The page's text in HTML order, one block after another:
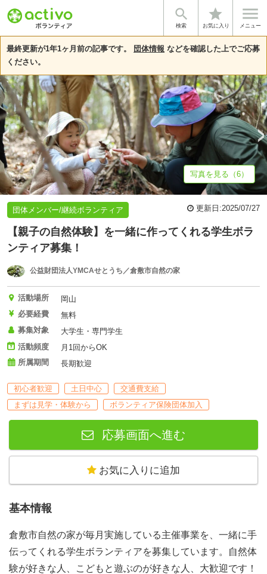

検索
star
お気に入り

メニュー
最終更新が1年1ヶ月前の記事です。 団体情報 などを確認した上でご応募
ください。
基本情報 募集詳細 法人情報
写真を見る（6）
団体メンバー/継続ボランティア 更新日:2025/07/27
【親子の自然体験】を一緒に作ってくれる学生ボラ
ンティア募集！
公益財団法人YMCAせとうち／倉敷市自然の家
活動場所
岡山
必要経費
無料
募集対象
大学生・専門学生
活動頻度
月1回からOK
所属期間
長期歓迎
初心者歓迎 土日中心
交通費支給
まずは見学・体験から
ボランティア保険団体加入
応募画面へ進む
お気に入りに追加
基本情報
倉敷市自然の家が毎月実施している主催事業を、一緒に手
伝ってくれる学生ボランティアを募集しています。自然体
験が好きな人、こどもと遊ぶのが好きな人、大歓迎です！